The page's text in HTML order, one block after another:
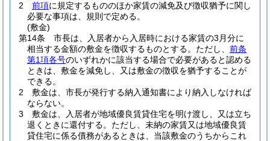
2
前項に規定するもののほか家賃の減免及び徴収猶予に関し
必要な事項は、規則で定める。
(敷金)
第14条
市長は、入居者から入居時における家賃の3月分に
相当する金額の敷金を徴収するものとする。 ただし、 前条
第1項各号のいずれかに該当する場合で必要があると認める
ときは、敷金を減免し、又は敷金の徴収を猶予することが
できる。
2
敷金は、市長が発行する納入通知書により納入しなければ
ならない。
3
敷金は、入居者が地域優良賃貸住宅を明け渡し、又は立ち
退くときに還付する。 ただし、未納の家賃又は地域優良賃
貸住宅に係る債務があるときは、当該敷金のうちからこれ